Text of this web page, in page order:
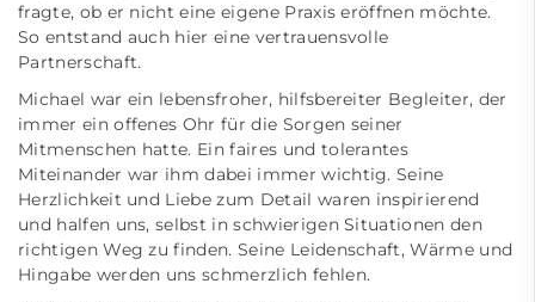
fragte, ob er nicht eine eigene Praxis eröffnen möchte.
So entstand auch hier eine vertrauensvolle
Partnerschaft.
Michael war ein lebensfroher, hilfsbereiter Begleiter, der
immer ein offenes Ohr für die Sorgen seiner
Mitmenschen hatte. Ein faires und tolerantes
Miteinander war ihm dabei immer wichtig. Seine
Herzlichkeit und Liebe zum Detail waren inspirierend
und halfen uns, selbst in schwierigen Situationen den
richtigen Weg zu finden. Seine Leidenschaft, Wärme und
Hingabe werden uns schmerzlich fehlen.